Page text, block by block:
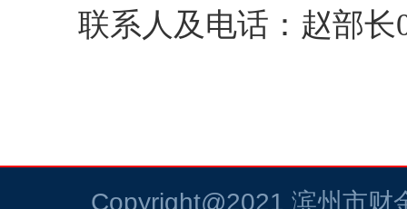
联系人及电话：赵部长
Copyright@2021 滨州市财